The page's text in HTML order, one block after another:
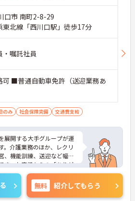
間でスムーズな連携を図る
してフォローし合える風通
、周囲との信頼関係を深め
。
OJT制度で先輩スタッフか
ため、業務の疑問や不安
ー研修に加えて各種資格の
ることで、介護の専門性を
ます。
角的に評価する「特別報酬
期待できます】
施設運営への協力やチーム
を評価して特別報酬を支給
ます。
目に見える形でしっかりと
ベーションを維持しなが
口市 南町2-8-29
東北線「西川口駅」徒歩17分
・嘱託社員
■普通自動車免許（送迎業務あ
のみ 社会保険完備 交通費支給
展開する大手グループが運
。介護業務のほか、レクリ
、機能訓練、送迎など幅広
き、お客様からの「ありが
できる環境です。有給休暇
フレッシュ休暇が付与さ
いため、ご家庭との両立や
無料 紹介してもらう